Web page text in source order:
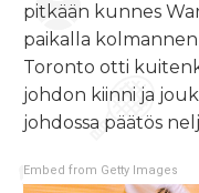
pitkään kunnes
paikalla
Toronto otti
johdon kiinni ja
johdossa päätös
Embed from Getty Images